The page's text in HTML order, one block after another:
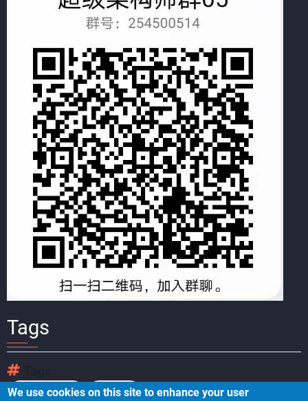
Tags
数据产品经理 数据管理
We use cookies on this site to enhance your user